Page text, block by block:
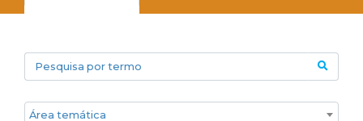
Pesquisa por termo
Áreas temáticas